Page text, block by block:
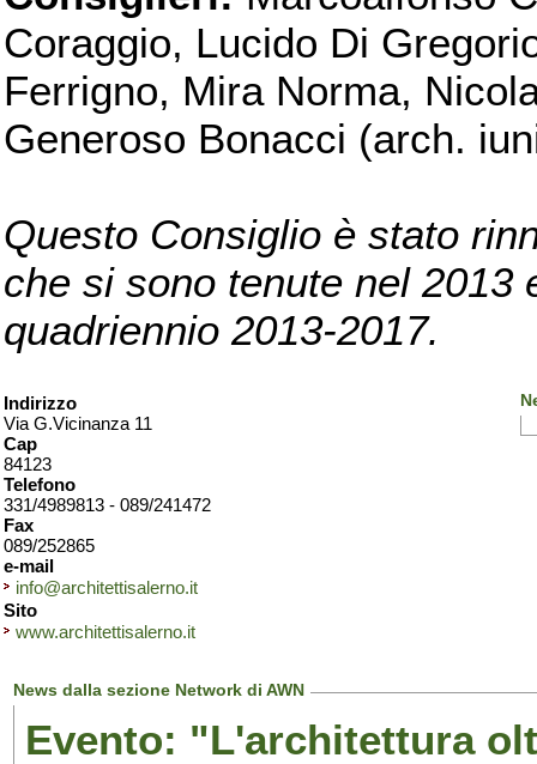
Coraggio, Lucido Di
Ferrigno, Mira Norma,
Generoso Bonacci (arch.
Questo Consiglio è stato
che si sono tenute nel 2013
quadriennio 2013-2017.
Indirizzo
Via G.Vicinanza 11
Cap
84123
Telefono
331/4989813 - 089/241472
Fax
089/252865
e-mail
info@architettisalerno.it
Sito
www.architettisalerno.it
News dalla sezione Network di AWN
Evento: "L'architettura